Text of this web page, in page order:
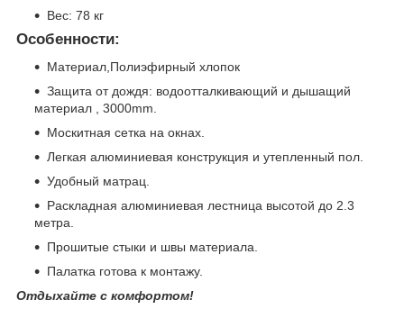
Вес: 78 кг
Особенности:
Материал,Полиэфирный хлопок
Защита от дождя: водоотталкивающий и дышащий
материал , 3000mm.
Москитная сетка на окнах.
Легкая алюминиевая конструкция и утепленный пол.
Удобный матрац.
Раскладная алюминиевая лестница высотой до 2.3
метра.
Прошитые стыки и швы материала.
Палатка готова к монтажу.
Отдыхайте с комфортом!